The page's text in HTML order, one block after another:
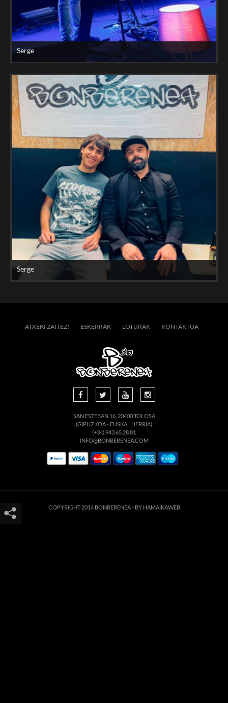
Serge
Serge
ATXEKI ZAITEZ! ESKERRAK LOTURAK KONTAKTUA
SAN ESTEBAN 16, 20400 TOLOSA
(GIPUZKOA - EUSKAL HERRIA)
(+34) 943.65.28.81
INFO@BONBERENEA.COM
COPYRIGHT 2014 BONBERENEA - BY HAMAIKAWEB